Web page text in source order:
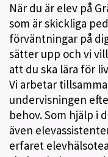
När du är elev på
som är skickliga
förväntningar på
sätter upp och vi
att du ska lära för
Vi arbetar
undervisningen
behov. Som hjälp i
även
erfaret